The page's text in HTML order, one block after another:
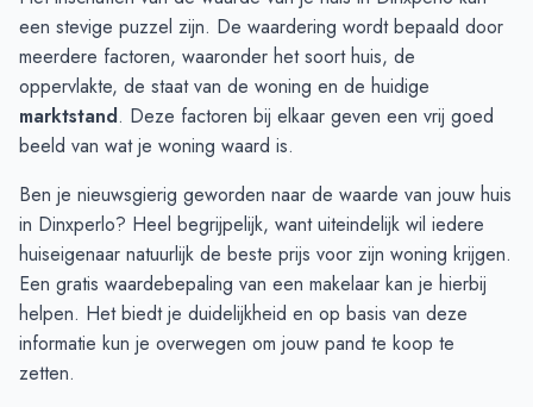
September € 410.519
€ 398.691
Oktober
€ 399.550
€ 422.638
November
€ 403.431
€ 371.747
December
€ 362.983
€ 381.139
Januari
€ 391.720 € 379.661
Maart
€ 384.849 € 434.340
April
€ 398.750 € 429.507
Mei
€ 396.380 € 462.103
Juni
€ 439.925 € 449.170
een stevige puzzel zijn. De waardering wordt bepaald door
meerdere factoren, waaronder het soort huis, de
oppervlakte, de staat van de woning en de huidige
marktstand. Deze factoren bij elkaar geven een vrij goed
beeld van wat je woning waard is.
Ben je nieuwsgierig geworden naar de waarde van jouw huis
in Dinxperlo? Heel begrijpelijk, want uiteindelijk wil iedere
huiseigenaar natuurlijk de beste prijs voor zijn woning krijgen.
Een gratis waardebepaling van een makelaar kan je hierbij
helpen. Het biedt je duidelijkheid en op basis van deze
informatie kun je overwegen om jouw pand te koop te
zetten.